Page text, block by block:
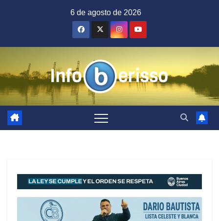
6 de agosto de 2026